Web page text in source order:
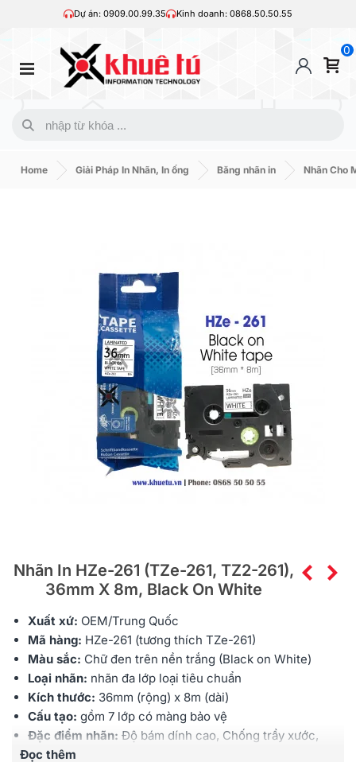
Dự án: 0909.00.99.35 Kinh doanh: 0868.50.50.55
0
Home Giải Pháp In Nhãn, In ống Băng nhãn in Nhãn Cho
Nhãn In HZe-261 (TZe-261, TZ2-261),
36mm X 8m, Black On White
Xuất xứ: OEM/Trung Quốc
Mã hàng: HZe-261 (tương thích TZe-261)
Màu sắc: Chữ đen trên nền trắng (Black on White)
Loại nhãn: nhãn đa lớp loại tiêu chuẩn
Kích thước: 36mm (rộng) x 8m (dài)
Cấu tạo: gồm 7 lớp có màng bảo vệ
Đặc điểm nhãn: Độ bám dính cao, Chống trầy xước,
Chịu được hóa chất, Chống thấm nước, Chịu được
Đọc thêm